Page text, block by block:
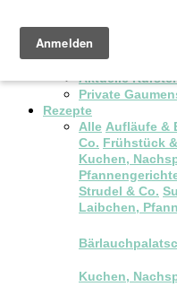
Pop-up Brunch
Kochkurse &
Aktuelle
Private
Rezepte
Alle Aufläufe &
Co. Frühstück
Kuchen,
Strudel & Co.
Laibchen,
Kuchen,